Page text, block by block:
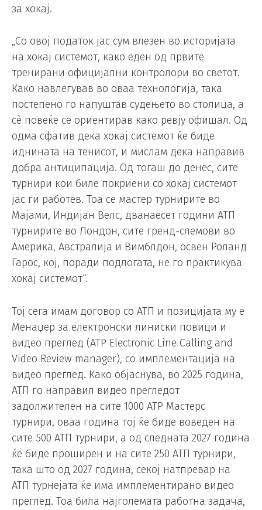
за хокај.
„Со овој податок јас сум влезен во историјата
на хокај системот, како еден од првите
тренирани официјални контролори во светот.
Како навлегував во оваа технологија, така
постепено го напуштав судењето во столица, а
сè повеќе се ориентирав како ревју офишал. Од
одма сфатив дека хокај системот ќе биде
иднината на тенисот, и мислам дека направив
добра антиципација. Од тогаш до денес, сите
турнири кои биле покриени со хокај системот
јас ги работев. Тоа се мастер турнирите во
Мајами, Индијан Велс, дванаесет години АТП
турнирите во Лондон, сите гренд-слемови во
Америка, Австралија и Вимблдон, освен Роланд
Гарос, кој, поради подлогата, не го практикува
хокај системот“.
Тој сега имам договор со АТП и позицијата му е
Менаџер за електронски линиски повици и
видео преглед (ATP Electronic Line Calling and
Video Review manager), со имплементација на
видео преглед. Како објаснува, во 2025 година,
ATП го направил видео прегледот
задолжителен на сите 1000 ATP Мастерс
турнири, оваа година тој ќе биде воведен на
сите 500 ATП турнири, а од следната 2027 година
ќе биде проширен и на сите 250 ATП турнири,
така што од 2027 година, секој натпревар на
ATП турнејата ќе има имплементирано видео
преглед. Тоа била најголемата работна задача,